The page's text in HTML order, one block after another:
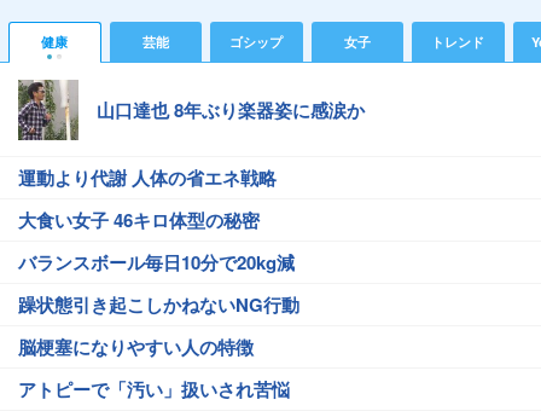
健康 芸能 ゴシップ 女子 トレンド
山口達也 8年ぶり楽器姿に感涙か
運動より代謝 人体の省エネ戦略
大食い女子 46キロ体型の秘密
バランスボール毎日10分で20kg減
躁状態引き起こしかねないNG行動
脳梗塞になりやすい人の特徴
アトピーで「汚い」扱いされ苦悩